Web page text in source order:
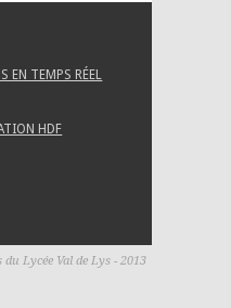
EN TEMPS RÉEL
HDF
Lycée Val de Lys - 2013